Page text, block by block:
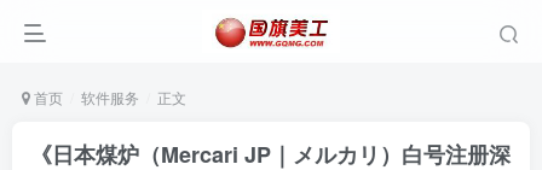
首页 软件服务 正文
《日本煤炉（Mercari JP｜メルカリ）白号注册深